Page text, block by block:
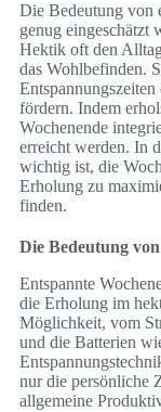
Die Bedeutung von
genug eingeschätzt
Hektik oft den
das Wohlbefinden.
fördern. Indem
Wochenende
erreicht werden. In
wichtig ist, die
Erholung zu
finden.
Die Bedeutung
Entspannte
die Erholung im
Möglichkeit, vom
und die Batterien
nur die persönliche
allgemeine